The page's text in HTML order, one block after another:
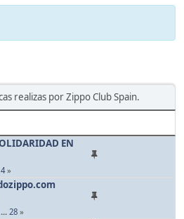
realizas por Zippo Club Spain.
EN
4»
... 28 »